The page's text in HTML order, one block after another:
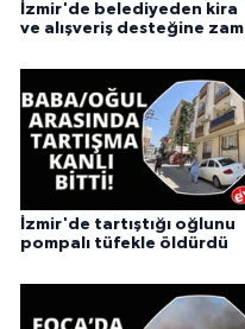
İzmir'de belediyeden kira
ve alışveriş desteğine zam
İzmir'de tartıştığı oğlunu
pompalı tüfekle öldürdü